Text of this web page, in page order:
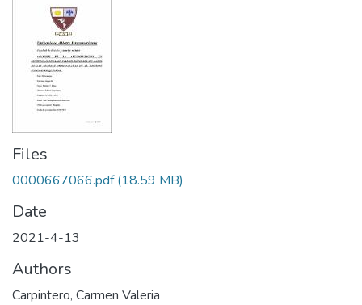
Files
0000667066.pdf (18.59 MB)
Date
2021-4-13
Authors
Carpintero, Carmen Valeria